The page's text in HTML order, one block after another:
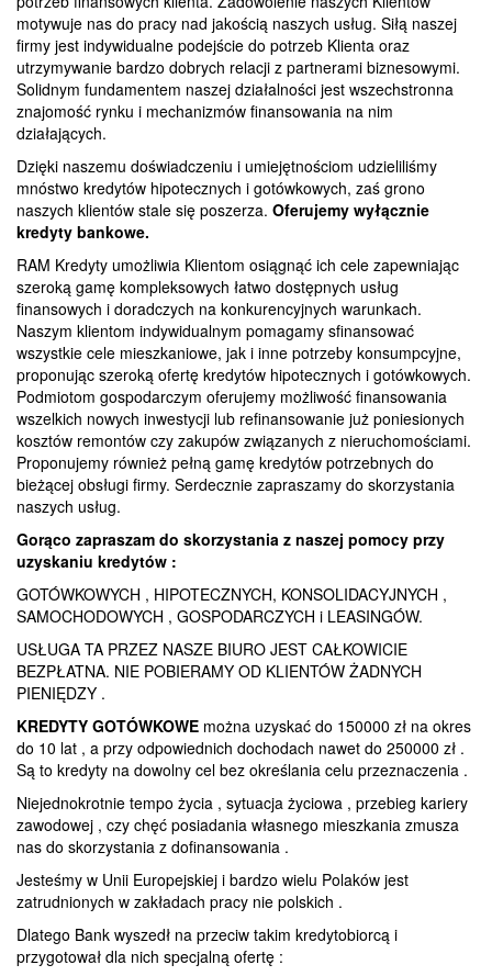
motywuje nas do pracy nad jakością naszych usług. Siłą naszej
firmy jest indywidualne podejście do potrzeb Klienta oraz
utrzymywanie bardzo dobrych relacji z partnerami biznesowymi.
Solidnym fundamentem naszej działalności jest wszechstronna
znajomość rynku i mechanizmów finansowania na nim
działających.
Dzięki naszemu doświadczeniu i umiejętnościom udzieliliśmy
mnóstwo kredytów hipotecznych i gotówkowych, zaś grono
naszych klientów stale się poszerza. Oferujemy wyłącznie
kredyty bankowe.
RAM Kredyty umożliwia Klientom osiągnąć ich cele zapewniając
szeroką gamę kompleksowych łatwo dostępnych usług
finansowych i doradczych na konkurencyjnych warunkach.
Naszym klientom indywidualnym pomagamy sfinansować
wszystkie cele mieszkaniowe, jak i inne potrzeby konsumpcyjne,
proponując szeroką ofertę kredytów hipotecznych i gotówkowych.
Podmiotom gospodarczym oferujemy możliwość finansowania
wszelkich nowych inwestycji lub refinansowanie już poniesionych
kosztów remontów czy zakupów związanych z nieruchomościami.
Proponujemy również pełną gamę kredytów potrzebnych do
bieżącej obsługi firmy. Serdecznie zapraszamy do skorzystania
naszych usług.
Gorąco zapraszam do skorzystania z naszej pomocy przy
uzyskaniu kredytów :
GOTÓWKOWYCH , HIPOTECZNYCH, KONSOLIDACYJNYCH ,
SAMOCHODOWYCH , GOSPODARCZYCH i LEASINGÓW.
USŁUGA TA PRZEZ NASZE BIURO JEST CAŁKOWICIE
BEZPŁATNA. NIE POBIERAMY OD KLIENTÓW ŻADNYCH
PIENIĘDZY .
KREDYTY GOTÓWKOWE można uzyskać do 150000 zł na okres
do 10 lat , a przy odpowiednich dochodach nawet do 250000 zł .
Są to kredyty na dowolny cel bez określania celu przeznaczenia .
Niejednokrotnie tempo życia , sytuacja życiowa , przebieg kariery
zawodowej , czy chęć posiadania własnego mieszkania zmusza
nas do skorzystania z dofinansowania .
Jesteśmy w Unii Europejskiej i bardzo wielu Polaków jest
zatrudnionych w zakładach pracy nie polskich .
Dlatego Bank wyszedł na przeciw takim kredytobiorcą i
przygotował dla nich specjalną ofertę :